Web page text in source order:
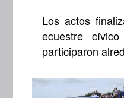
Los actos
ecuestre
participaron